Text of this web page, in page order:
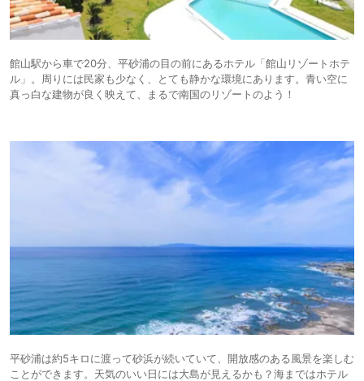
館山駅から車で20分、平砂浦の目の前にあるホテル「館山リゾートホテ
ル」。周りには民家も少なく、とても静かな環境にあります。青い空に
真っ白な建物が良く映えて、まるで南国のリゾートのよう！
平砂浦は約5キロに渡って砂浜が続いていて、開放感のある風景を楽しむ
ことができます。天気のいい日には大島が見えるかも？海まではホテル